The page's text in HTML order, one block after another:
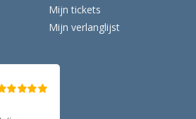
Mijn tickets
Mijn verlanglijst